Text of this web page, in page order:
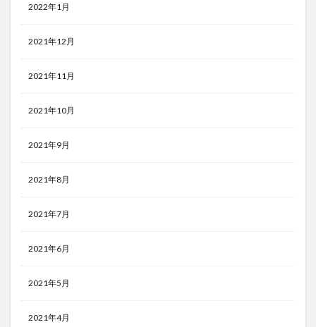
2022年1月
2021年12月
2021年11月
2021年10月
2021年9月
2021年8月
2021年7月
2021年6月
2021年5月
2021年4月